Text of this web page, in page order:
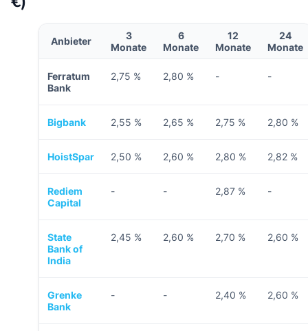
Anbieter
3
Monate
6
Monate
12
Monate
24
Monate
Ferratum
Bank
2,75 % 2,80 % - -
Bigbank 2,55 % 2,65 % 2,75 % 2,80 %
HoistSpar 2,50 % 2,60 % 2,80 % 2,82 %
Rediem
Capital
- - 2,87 % -
State
Bank of
India
2,45 % 2,60 % 2,70 % 2,60 %
Grenke
Bank
- - 2,40 % 2,60 %